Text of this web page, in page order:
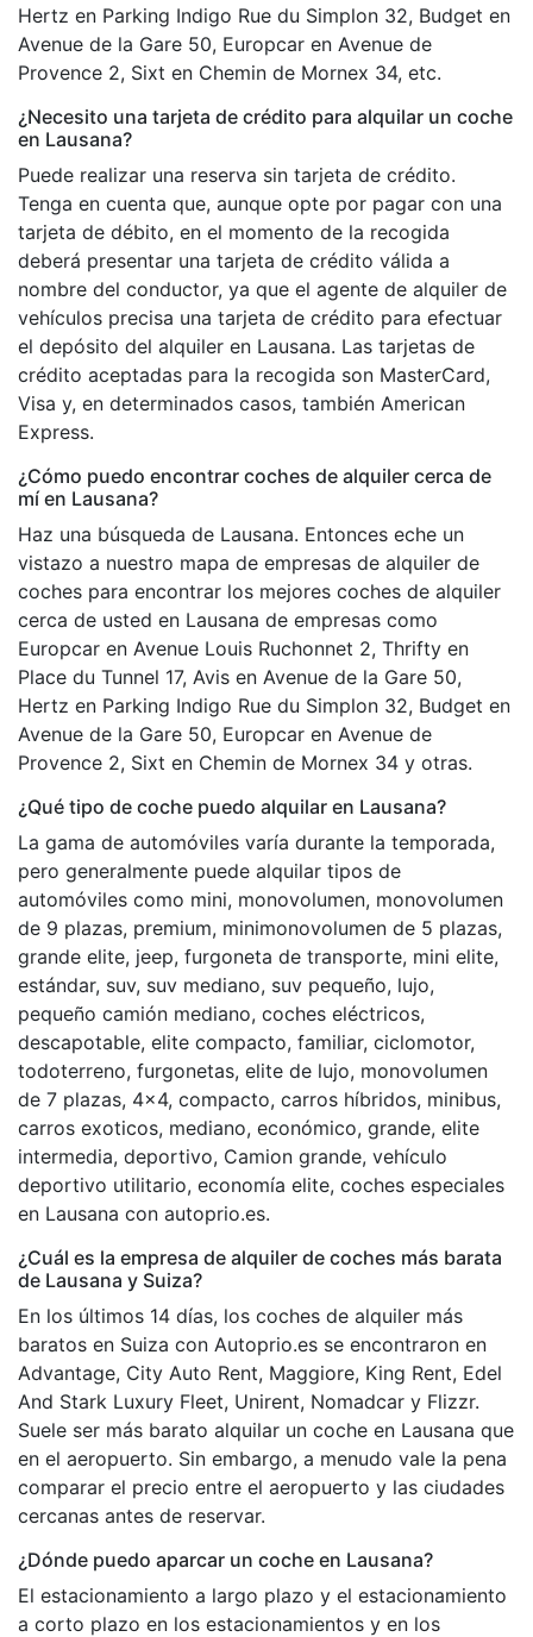
Hertz en Parking Indigo Rue du Simplon 32, Budget en
Avenue de la Gare 50, Europcar en Avenue de
Provence 2, Sixt en Chemin de Mornex 34, etc.
¿Necesito una tarjeta de crédito para alquilar un coche
en Lausana?
Puede realizar una reserva sin tarjeta de crédito.
Tenga en cuenta que, aunque opte por pagar con una
tarjeta de débito, en el momento de la recogida
deberá presentar una tarjeta de crédito válida a
nombre del conductor, ya que el agente de alquiler de
vehículos precisa una tarjeta de crédito para efectuar
el depósito del alquiler en Lausana. Las tarjetas de
crédito aceptadas para la recogida son MasterCard,
Visa y, en determinados casos, también American
Express.
¿Cómo puedo encontrar coches de alquiler cerca de
mí en Lausana?
Haz una búsqueda de Lausana. Entonces eche un
vistazo a nuestro mapa de empresas de alquiler de
coches para encontrar los mejores coches de alquiler
cerca de usted en Lausana de empresas como
Europcar en Avenue Louis Ruchonnet 2, Thrifty en
Place du Tunnel 17, Avis en Avenue de la Gare 50,
Hertz en Parking Indigo Rue du Simplon 32, Budget en
Avenue de la Gare 50, Europcar en Avenue de
Provence 2, Sixt en Chemin de Mornex 34 y otras.
¿Qué tipo de coche puedo alquilar en Lausana?
La gama de automóviles varía durante la temporada,
pero generalmente puede alquilar tipos de
automóviles como mini, monovolumen, monovolumen
de 9 plazas, premium, minimonovolumen de 5 plazas,
grande elite, jeep, furgoneta de transporte, mini elite,
estándar, suv, suv mediano, suv pequeño, lujo,
pequeño camión mediano, coches eléctricos,
descapotable, elite compacto, familiar, ciclomotor,
todoterreno, furgonetas, elite de lujo, monovolumen
de 7 plazas, 4x4, compacto, carros híbridos, minibus,
carros exoticos, mediano, económico, grande, elite
intermedia, deportivo, Camion grande, vehículo
deportivo utilitario, economía elite, coches especiales
en Lausana con autoprio.es.
¿Cuál es la empresa de alquiler de coches más barata
de Lausana y Suiza?
En los últimos 14 días, los coches de alquiler más
baratos en Suiza con Autoprio.es se encontraron en
Advantage, City Auto Rent, Maggiore, King Rent, Edel
And Stark Luxury Fleet, Unirent, Nomadcar y Flizzr.
Suele ser más barato alquilar un coche en Lausana que
en el aeropuerto. Sin embargo, a menudo vale la pena
comparar el precio entre el aeropuerto y las ciudades
cercanas antes de reservar.
¿Dónde puedo aparcar un coche en Lausana?
El estacionamiento a largo plazo y el estacionamiento
a corto plazo en los estacionamientos y en los